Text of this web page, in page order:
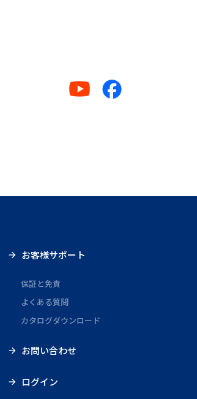
お客様サポート
保証と免責
よくある質問
カタログダウンロード
お問い合わせ
ログイン